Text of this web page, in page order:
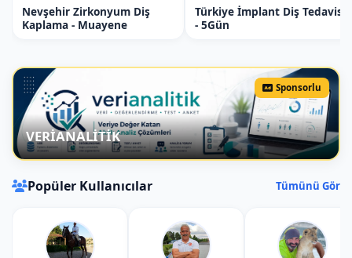
Nevşehir Zirkonyum Diş
Kaplama - Muayene
Türkiye İmplant Diş Tedavisi
- 5Gün
Sponsorlu
VERİANALİTİK
Popüler Kullanıcılar Tümünü Gör